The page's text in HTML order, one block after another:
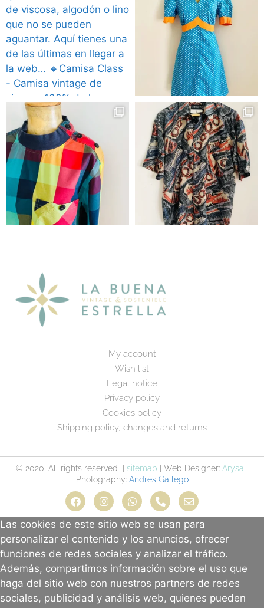
My account
Wish list
Legal notice
Privacy policy
Cookies policy
Shipping policy, changes and returns
© 2020, All rights reserved | sitemap | Web Designer: Arysa
Photography: Andrés Gallego
Las cookies de este sitio web se usan para
personalizar el contenido y los anuncios, ofrecer
funciones de redes sociales y analizar el tráfico.
Además, compartimos información sobre el uso que
haga del sitio web con nuestros partners de redes
sociales, publicidad y análisis web, quienes pueden